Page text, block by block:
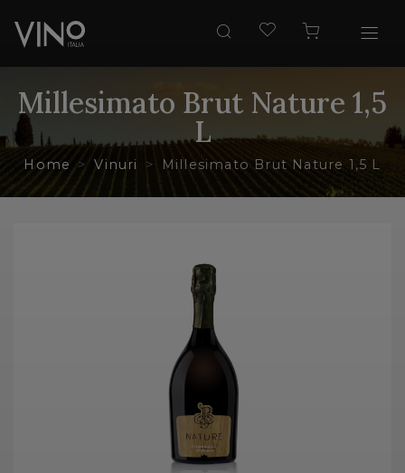
Millesimato Brut Nature 1,5
L
Home Vinuri Millesimato Brut Nature 1,5 L